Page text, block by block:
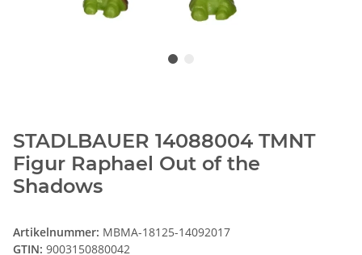
STADLBAUER 14088004 TMNT
Figur Raphael Out of the
Shadows
Artikelnummer: MBMA-18125-14092017
GTIN: 9003150880042